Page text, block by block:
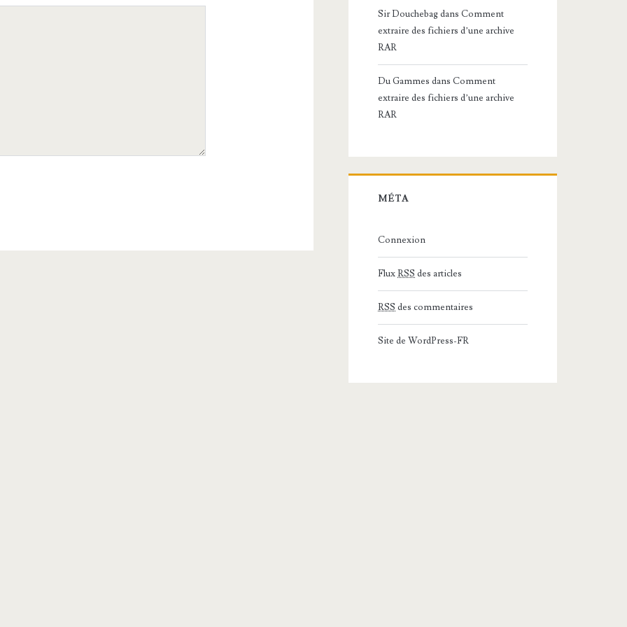
Sir DouchebagdansComment
extraire des fichiers d’une archive
RAR
Du Gammes dansComment
extraire des fichiers d’une archive
RAR
MÉTA
Connexion
FluxRSS des articles
RSS des commentaires
Site de WordPress-FR